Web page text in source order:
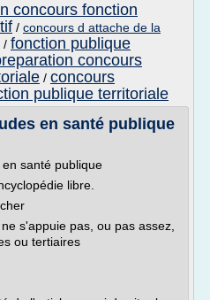
concours fonction
/ concours d attache de la
/ fonction publique
concours
/ concours
publique territoriale
en santé publique
santé publique
libre.
s'appuie pas, ou pas assez,
ou tertiaires